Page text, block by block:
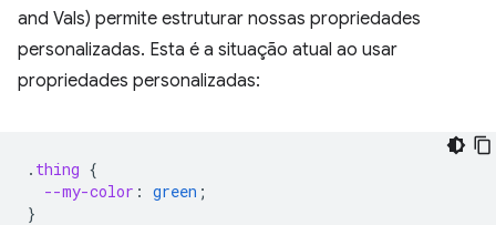
and Vals) permite estruturar nossas propriedades
personalizadas. Esta é a situação atual ao usar
propriedades personalizadas:
. thing {
--my-color : green ;
}